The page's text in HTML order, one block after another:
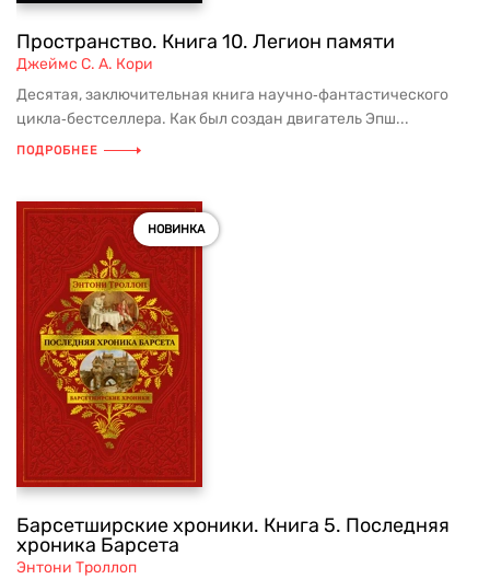
Пространство. Книга 10. Легион памяти
Джеймс С. А. Кори
Десятая, заключительная книга научно‑фантастического
цикла‑бестселлера. Как был создан двигатель Эпш...
ПОДРОБНЕЕ
НОВИНКА
Барсетширские хроники. Книга 5. Последняя
хроника Барсета
Энтони Троллоп